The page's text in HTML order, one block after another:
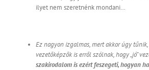
ilyet nem szeretnénk mondani…
Ez nagyon izgalmas, mert akkor úgy
vezetőképzők is erről szólnak, hogy „jó”
szakirodalom is ezért feszegeti, hogyan